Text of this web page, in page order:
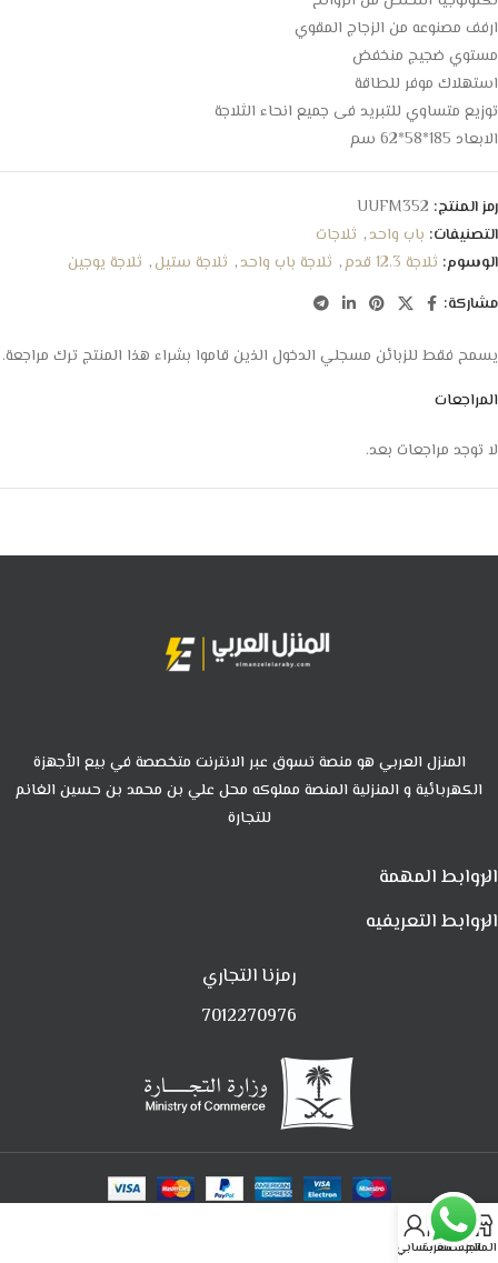
ارفف مصنوعه من الزجاج المقوي
مستوي ضجيج منخفض
استهلاك موفر للطاقة
توزيع متساوي للتبريد فى جميع انحاء الثلاجة
الابعاد 185*58*62 سم
رمز المنتج: UUFM352
التصنيفات: باب واحد, ثلاجات
الوسوم: ثلاجة 12.3 قدم , ثلاجة باب واحد, ثلاجة ستيل, ثلاجة يوجين
مشاركة:
المراجعات
لا توجد مراجعات بعد.
يسمح فقط للزبائن مسجلي الدخول الذين قاموا بشراء هذا المنتج ترك مراجعة.
المنزل العربي هو منصة تسوق عبر الانترنت متخصصة في بيع الأجهزة
الكهربائية و المنزلية المنصة مملوكه محل علي بن محمد بن حسين الغانم
للتجارة
الروابط المهمة
الروابط التعريفيه
رمزنا التجاري
7012270976
المتجرالمفضلةالعربةحسابي